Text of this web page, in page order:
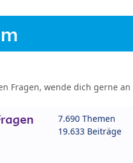
Fragen, wende dich gerne
7.690 Themen
19.633 Beiträge